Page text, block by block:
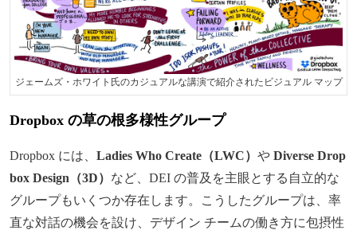
ジェームズ・ホワイト氏のカジュアルな講演で紹介されたビジュアル マップ
Dropbox の草の根多様性グループ
Dropbox には、 Ladies Who Create（LWC） や Diverse Drop
box Design（3D） など、DEI の普及を主眼とする自立的な
グループもいくつか存在します。こうしたグループは、率
直な対話の機会を設け、デザイン チームの働き方に包摂性